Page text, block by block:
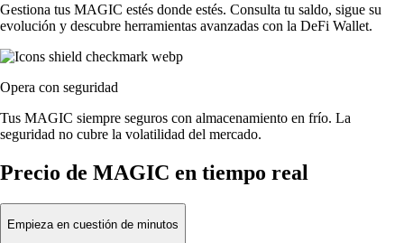
Gestiona tus MAGIC estés donde estés. Consulta tu saldo, sigue su
evolución y descubre herramientas avanzadas con la DeFi Wallet.
Opera con seguridad
Tus MAGIC siempre seguros con almacenamiento en frío. La
seguridad no cubre la volatilidad del mercado.
Precio de MAGIC en tiempo real
Empieza en cuestión de minutos